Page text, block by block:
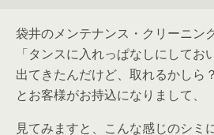
袋井のメンテナンス・クリーニン
「タンスに入れっぱなしにしてお
出てきたんだけど、取れるかしら
とお客様がお持込になりまして、
見てみますと、こんな感じのシミ